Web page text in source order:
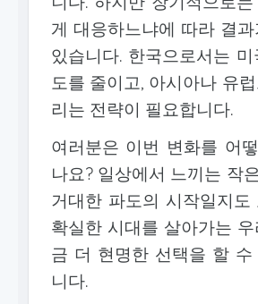
게 대응하느냐에 따라 결
있습니다. 한국으로서는
도를 줄이고, 아시아나 유
리는 전략이 필요합니다.
여러분은 이번 변화를 어
나요? 일상에서 느끼는 작
거대한 파도의 시작일지도
확실한 시대를 살아가는
금 더 현명한 선택을 할
니다.